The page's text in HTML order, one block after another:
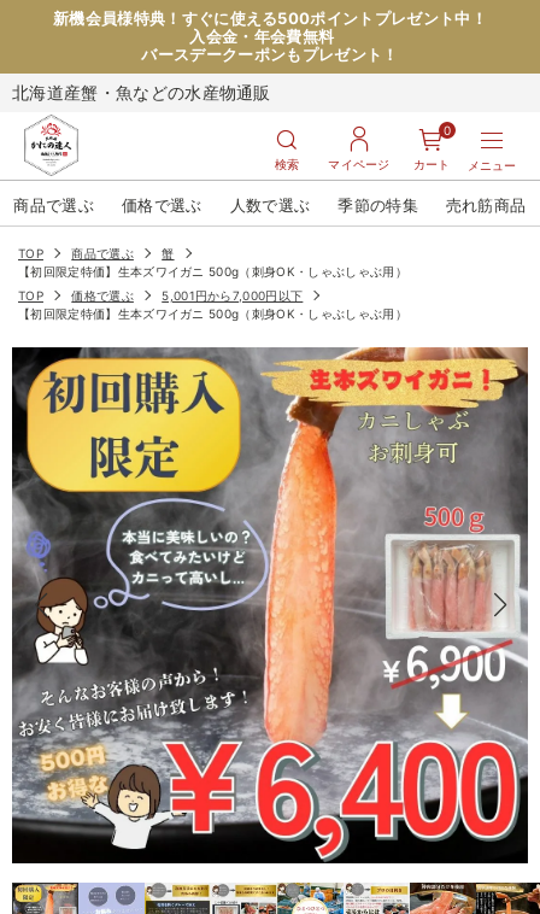
新機会員様特典！すぐに使える500ポイントプレゼント中！
入会金・年会費無料
バースデークーポンもプレゼント！
北海道産蟹・魚などの水産物通販
検索 マイページ カート
0
メニュー
商品で選ぶ 価格で選ぶ 人数で選ぶ 季節の特集 売れ筋商品
TOP 商品で選ぶ
蟹
【初回限定特価】生本ズワイガニ 500g（刺身OK・しゃぶしゃぶ用）
TOP
価格で選ぶ
5,001円から7,000円以下
【初回限定特価】生本ズワイガニ 500g（刺身OK・しゃぶしゃぶ用）